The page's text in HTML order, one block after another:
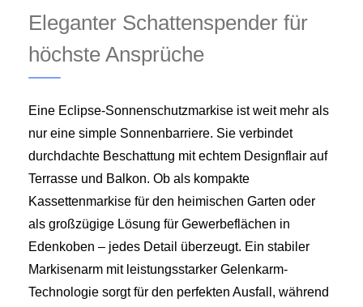
Eleganter Schattenspender für
höchste Ansprüche
Eine Eclipse-Sonnenschutzmarkise ist weit mehr als
nur eine simple Sonnenbarriere. Sie verbindet
durchdachte Beschattung mit echtem Designflair auf
Terrasse und Balkon. Ob als kompakte
Kassettenmarkise für den heimischen Garten oder
als großzügige Lösung für Gewerbeflächen in
Edenkoben – jedes Detail überzeugt. Ein stabiler
Markisenarm mit leistungsstarker Gelenkarm-
Technologie sorgt für den perfekten Ausfall, während